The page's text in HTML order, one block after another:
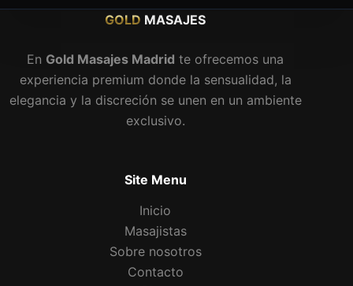
GOLD MASAJES
En Gold Masajes Madrid te ofrecemos una
experiencia premium donde la sensualidad, la
elegancia y la discreción se unen en un ambiente
exclusivo.
Site Menu
Inicio
Masajistas
Sobre nosotros
Contacto